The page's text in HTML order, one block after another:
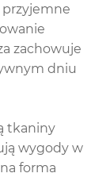
przyjemne
zachowuje
dniu
tkaniny
wygody w
forma